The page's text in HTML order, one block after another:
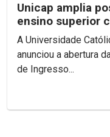
Unicap amplia
ensino superior
Ingresso
A Universidade
anunciou a abertura
de Ingresso...